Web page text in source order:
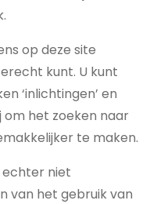
op deze site
kunt. U kunt
‘inlichtingen’ en
om het zoeken naar
te maken.
echter niet
van het gebruik van